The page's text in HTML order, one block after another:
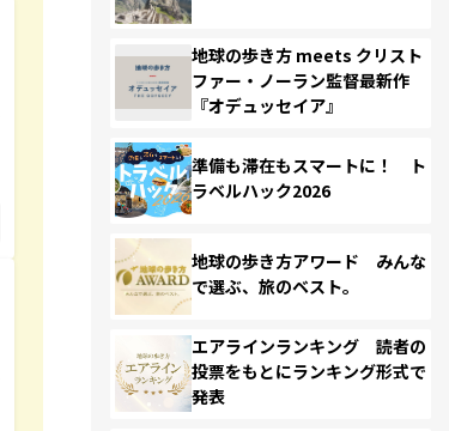
地球の歩き方 meets クリスト
ファー・ノーラン監督最新作
『オデュッセイア』
準備も滞在もスマートに！ ト
ラベルハック2026
地球の歩き方アワード みんな
で選ぶ、旅のベスト。
エアラインランキング 読者の
投票をもとにランキング形式で
発表